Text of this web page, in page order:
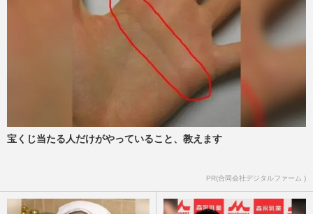
「第108回全国高校野球選手権大会」開幕
も巨人・田中将大は「ドームじゃダメな
の？」日本高野連が甲子園開…
週刊女性PRIME 2026/8/5
TOHOシネマズ大井町、空調トラブル
で“サウナ状態”も上映強行か、運営は「取
材お断わり」問われる映画館の…
週刊女性PRIME
映画『トイ・ストーリー5』が絶好調！
TOHOシネマズの高額ポップコーン…
宝くじ当たる人だけがやっていること、教えます
PR(合同会社デジタルファーム )